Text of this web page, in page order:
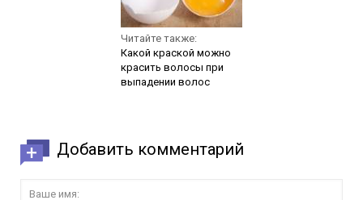
Читайте также:
Какой краской можно
красить волосы при
выпадении волос
Добавить комментарий